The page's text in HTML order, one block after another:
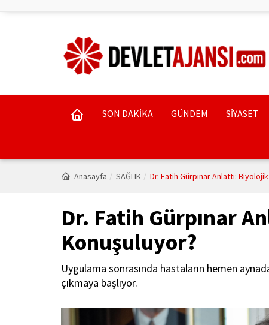
SON DAKİKA GÜNDEM SİYASET
Anasayfa SAĞLIK Dr. Fatih Gürpınar Anlattı:
Dr. Fatih Gürpınar
Konuşuluyor?
Uygulama sonrasında hastaların hemen
çıkmaya başlıyor.